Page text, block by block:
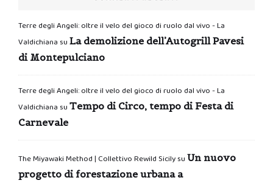
Terre degli Angeli: oltre il velo del gioco di ruolo dal vivo - La
Valdichiana su La demolizione dell’Autogrill Pavesi
di Montepulciano
Terre degli Angeli: oltre il velo del gioco di ruolo dal vivo - La
Valdichiana su Tempo di Circo, tempo di Festa di
Carnevale
The Miyawaki Method | Collettivo Rewild Sicilysu Un nuovo
progetto di forestazione urbana a